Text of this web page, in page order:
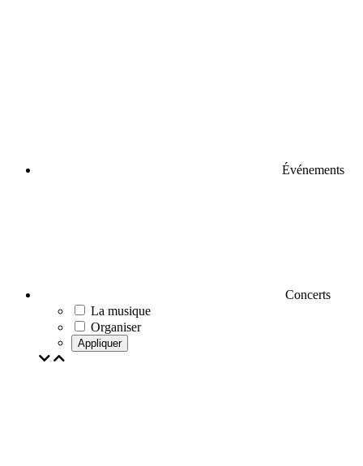
Événements
Concerts
La musique
Organiser
Appliquer